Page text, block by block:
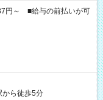
円～ ■給与の前払いが可
から徒歩5分